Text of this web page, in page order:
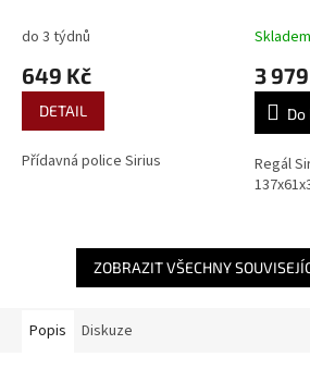
do 3 týdnů
649 Kč
DETAIL
Přídavná police Sirius
Skladem
3
Do
Regál
ZOBRAZIT VŠECHNY
Popis Diskuze